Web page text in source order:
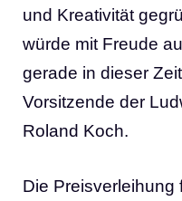
und Kreativität
würde mit Freude
gerade in dieser
Vorsitzende der
Roland Koch.
Die Preisverleihung